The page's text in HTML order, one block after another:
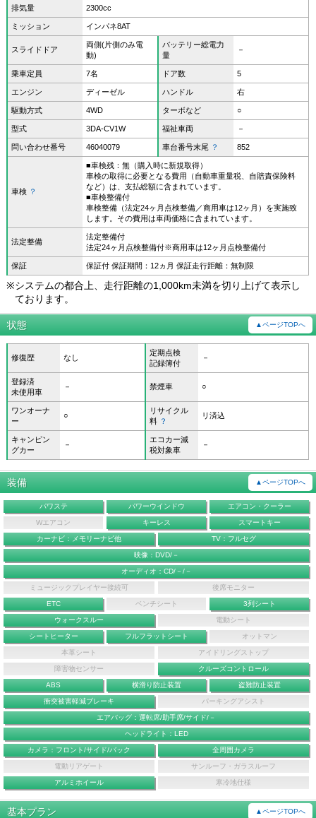
排気量 2300cc
ミッション インパネ8AT
スライドドア
両側(片側のみ電
動)
バッテリー総電力
量
－
乗車定員 7名 ドア数 5
エンジン ディーゼル ハンドル 右
駆動方式 4WD ターボなど ○
型式 3DA-CV1W 福祉車両 －
問い合わせ番号 46040079 車台番号末尾 ？ 852
車検 ？
■車検残：無（購入時に新規取得）
車検の取得に必要となる費用（自動車重量税、自賠責保険料
など）は、支払総額に含まれています。
■車検整備付
車検整備（法定24ヶ月点検整備／商用車は12ヶ月）を実施致
します。その費用は車両価格に含まれています。
法定整備
法定整備付
法定24ヶ月点検整備付※商用車は12ヶ月点検整備付
保証 保証付 保証期間：12ヵ月 保証走行距離：無制限
※システムの都合上、走行距離の1,000km未満を切り上げて表示し
ております。
状態 ▲ページTOPへ
修復歴 なし
定期点検
記録簿付
－
登録済
未使用車
－ 禁煙車 ○
ワンオーナ
ー
○
リサイクル
料 ？
リ済込
キャンピン
グカー
－
エコカー減
税対象車
－
装備 ▲ページTOPへ
パワステ パワーウインドウ エアコン・クーラー
Wエアコン キーレス スマートキー
カーナビ：メモリーナビ他 TV：フルセグ
映像：DVD/－
オーディオ：CD/－/－
ミュージックプレイヤー接続可 後席モニター
ETC ベンチシート 3列シート
ウォークスルー 電動シート
シートヒーター フルフラットシート オットマン
本革シート アイドリングストップ
障害物センサー クルーズコントロール
ABS 横滑り防止装置 盗難防止装置
衝突被害軽減ブレーキ パーキングアシスト
エアバッグ：運転席/助手席/サイド/－
ヘッドライト：LED
カメラ：フロント/サイド/バック 全周囲カメラ
電動リアゲート サンルーフ・ガラスルーフ
アルミホイール 寒冷地仕様
基本プラン ▲ページTOPへ